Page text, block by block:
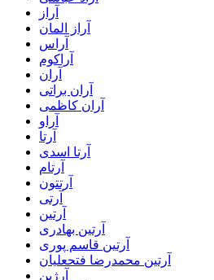
آراز
آراز المان
آراس
آراکوم
آران
آران براتی
آران کاظمی
آراو
آرتا
آرتا اسدی
آرتام
آرتتون
آرتی
آرتین
آرتین بهادری
آرتین قاسم پوری
آرتین محمدرضا فتحعلیان
آرژین